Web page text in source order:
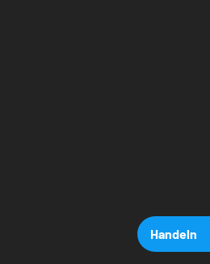
Handeln